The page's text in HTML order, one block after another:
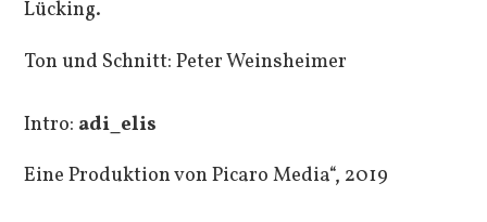
Lücking.
Ton und Schnitt: Peter Weinsheimer
Intro: adi_elis
Eine Produktion von Picaro Media“, 2019